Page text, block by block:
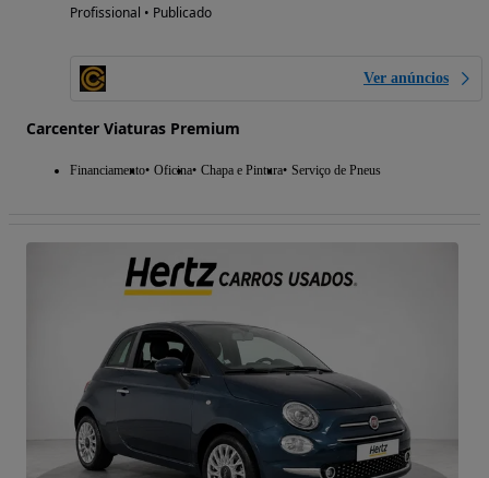
Profissional • Publicado
Ver anúncios
Carcenter Viaturas Premium
Financiamento Oficina Chapa e Pintura Serviço de Pneus